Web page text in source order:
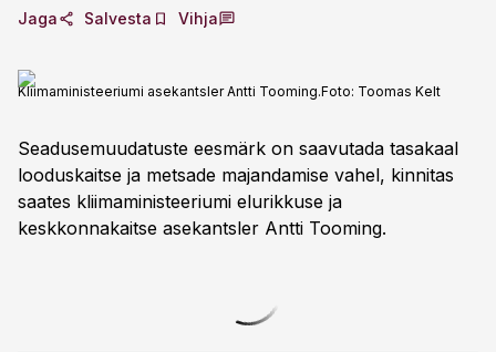
Jaga Salvesta Vihja
Kliimaministeeriumi asekantsler Antti Tooming.Foto: Toomas Kelt
Seadusemuudatuste eesmärk on saavutada tasakaal
looduskaitse ja metsade majandamise vahel, kinnitas
saates kliimaministeeriumi elurikkuse ja
keskkonnakaitse asekantsler Antti Tooming.